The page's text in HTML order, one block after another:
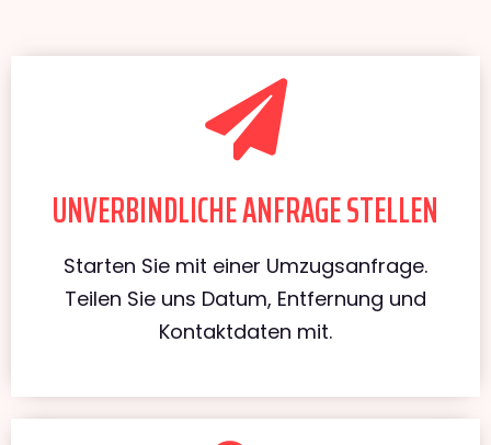
UNVERBINDLICHE ANFRAGE STELLEN
Starten Sie mit einer Umzugsanfrage.
Teilen Sie uns Datum, Entfernung und
Kontaktdaten mit.